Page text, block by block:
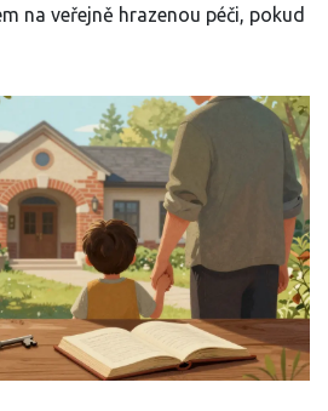
na veřejně hrazenou péči, pokud